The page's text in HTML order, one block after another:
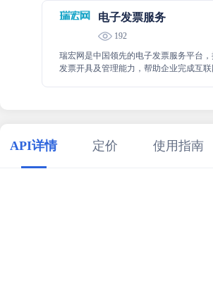
电子发票服务
192
瑞宏网是中国领先的电子发票服务平台
发票开具及管理能力，帮助企业完成互
API详情 定价 使用指南